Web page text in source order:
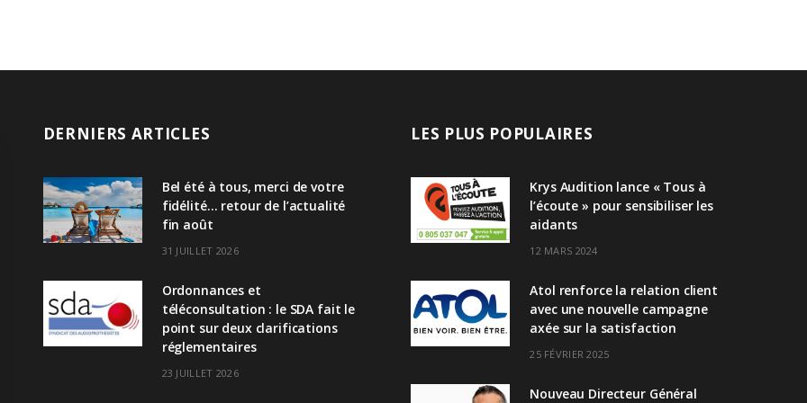
DERNIERS ARTICLES
Bel été à tous, merci de votre
fidélité… retour de l’actualité
fin août
31 JUILLET 2026
Ordonnances et
téléconsultation : le SDA fait le
point sur deux clarifications
réglementaires
23 JUILLET 2026
LES PLUS POPULAIRES
Krys Audition lance « Tous à
l’écoute » pour sensibiliser les
aidants
12 MARS 2024
Atol renforce la relation client
avec une nouvelle campagne
axée sur la satisfaction
25 FÉVRIER 2025
Nouveau Directeur Général